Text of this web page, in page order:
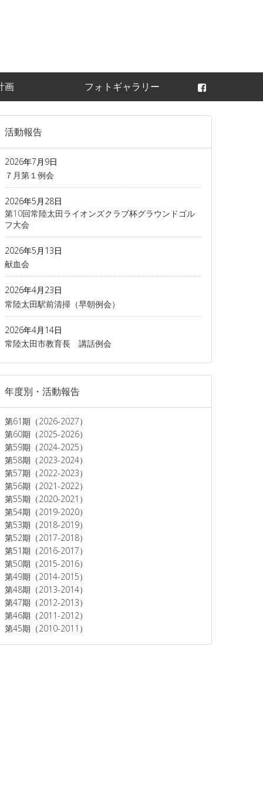
画 フォトギャラリー
活動報告
2026年7月9日
７月第１例会
2026年5月28日
第10回常陸太田ライオンズクラブ杯グラウンドゴル
フ大会
2026年5月13日
献血会
2026年4月23日
常陸太田駅前清掃（早朝例会）
2026年4月14日
常陸太田市教育長 講話例会
年度別・活動報告
第61期（2026-2027）
第60期（2025-2026）
第59期（2024-2025）
第58期（2023-2024）
第57期（2022-2023）
第56期（2021-2022）
第55期（2020-2021）
第54期（2019-2020）
第53期（2018-2019）
第52期（2017-2018）
第51期（2016-2017）
第50期（2015-2016）
第49期（2014-2015）
第48期（2013-2014）
第47期（2012-2013）
第46期（2011-2012）
第45期（2010-2011）